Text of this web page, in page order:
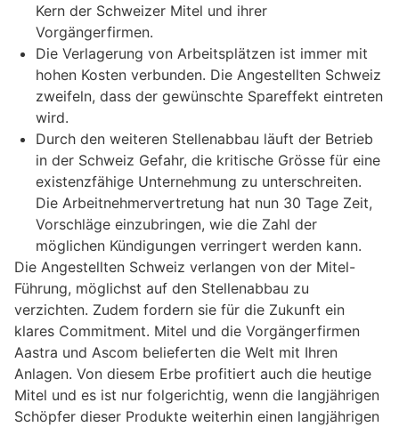
Kern der Schweizer Mitel und ihrer
Vorgängerfirmen.
Die Verlagerung von Arbeitsplätzen ist immer mit
hohen Kosten verbunden. Die Angestellten Schweiz
zweifeln, dass der gewünschte Spareffekt eintreten
wird.
Durch den weiteren Stellenabbau läuft der Betrieb
in der Schweiz Gefahr, die kritische Grösse für eine
existenzfähige Unternehmung zu unterschreiten.
Die Arbeitnehmervertretung hat nun 30 Tage Zeit,
Vorschläge einzubringen, wie die Zahl der
möglichen Kündigungen verringert werden kann.
Die Angestellten Schweiz verlangen von der Mitel-
Führung, möglichst auf den Stellenabbau zu
verzichten. Zudem fordern sie für die Zukunft ein
klares Commitment. Mitel und die Vorgängerfirmen
Aastra und Ascom belieferten die Welt mit Ihren
Anlagen. Von diesem Erbe profitiert auch die heutige
Mitel und es ist nur folgerichtig, wenn die langjährigen
Schöpfer dieser Produkte weiterhin einen langjährigen